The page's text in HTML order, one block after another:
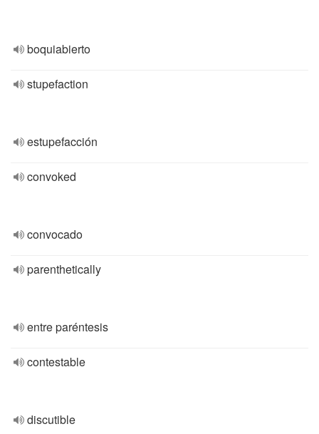
boquiabierto
stupefaction
estupefacción
convoked
convocado
parenthetically
entre paréntesis
contestable
discutible